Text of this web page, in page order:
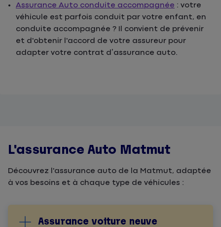
Assurance Auto conduite accompagnée : votre
véhicule est parfois conduit par votre enfant, en
conduite accompagnée ? Il convient de prévenir
et d'obtenir l'accord de votre assureur pour
adapter votre contrat d’assurance auto.
L'assurance Auto Matmut
Découvrez l'assurance auto de la Matmut, adaptée
à vos besoins et à chaque type de véhicules :
Assurance voiture neuve